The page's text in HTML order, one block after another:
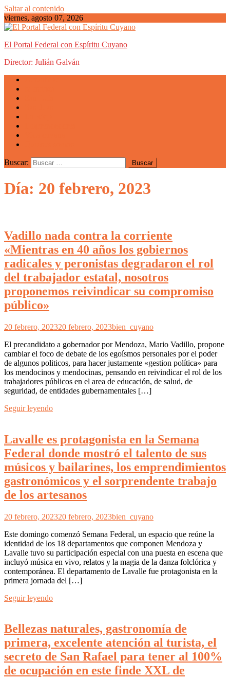
Saltar al contenido
viernes, agosto 07, 2026
El Portal Federal con Espíritu Cuyano
Director: Julián Galván
Buscar:
Día: 20 febrero, 2023
Vadillo nada contra la corriente
«Mientras en 40 años los gobiernos
radicales y peronistas degradaron el rol
del trabajador estatal, nosotros
proponemos reivindicar su compromiso
público»
20 febrero, 202320 febrero, 2023bien_cuyano
El precandidato a gobernador por Mendoza, Mario Vadillo, propone
cambiar el foco de debate de los egoísmos personales por el poder
de algunos politicos, para hacer justamente «gestion política» para
los mendocinos y mendocinas, pensando en reivindicar el rol de los
trabajadores públicos en el area de educación, de salud, de
seguridad, de entidades gubernamentales […]
Seguir leyendo
Lavalle es protagonista en la Semana
Federal donde mostró el talento de sus
músicos y bailarines, los emprendimientos
gastronómicos y el sorprendente trabajo
de los artesanos
20 febrero, 202320 febrero, 2023bien_cuyano
Este domingo comenzó Semana Federal, un espacio que reúne la
identidad de los 18 departamentos que componen Mendoza y
Lavalle tuvo su participación especial con una puesta en escena que
incluyó música en vivo, relatos y la magia de la danza folclórica y
contemporánea. El departamento de Lavalle fue protagonista en la
primera jornada del […]
Seguir leyendo
Bellezas naturales, gastronomía de
primera, excelente atención al turista, el
secreto de San Rafael para tener al 100%
de ocupación en este finde XXL de